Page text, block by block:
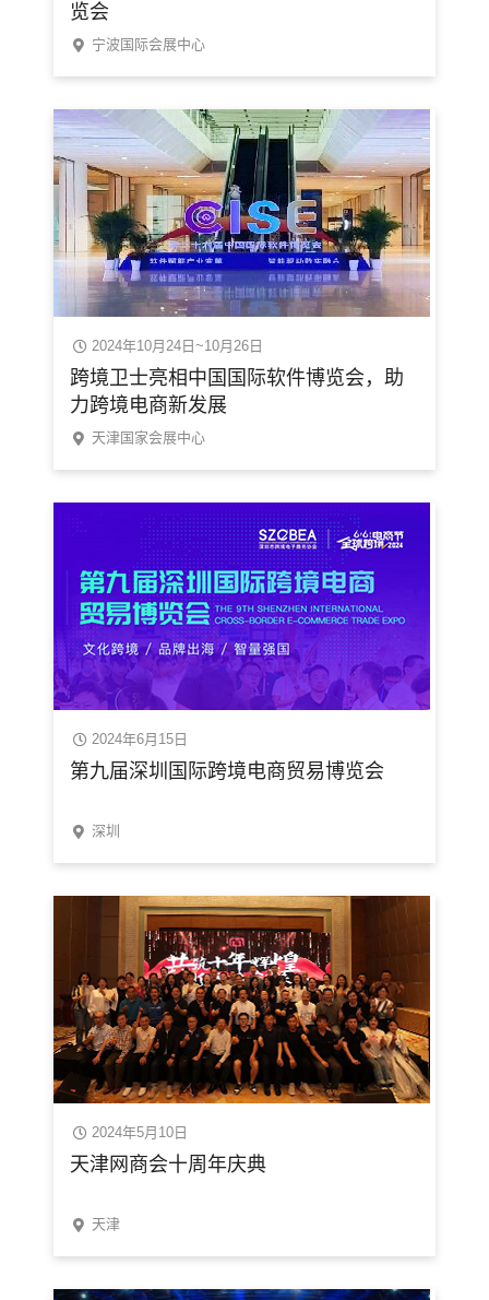
览会
宁波国际会展中心
2024年10月24日~10月26日
跨境卫士亮相中国国际软件博览会，助
力跨境电商新发展
天津国家会展中心
2024年6月15日
第九届深圳国际跨境电商贸易博览会
深圳
2024年5月10日
天津网商会十周年庆典
天津